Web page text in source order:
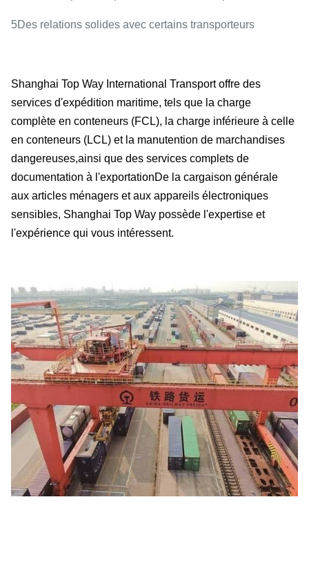
5Des relations solides avec certains transporteurs
Shanghai Top Way International Transport offre des
services d'expédition maritime, tels que la charge
complète en conteneurs (FCL), la charge inférieure à celle
en conteneurs (LCL) et la manutention de marchandises
dangereuses,ainsi que des services complets de
documentation à l'exportationDe la cargaison générale
aux articles ménagers et aux appareils électroniques
sensibles, Shanghai Top Way possède l'expertise et
l'expérience qui vous intéressent.